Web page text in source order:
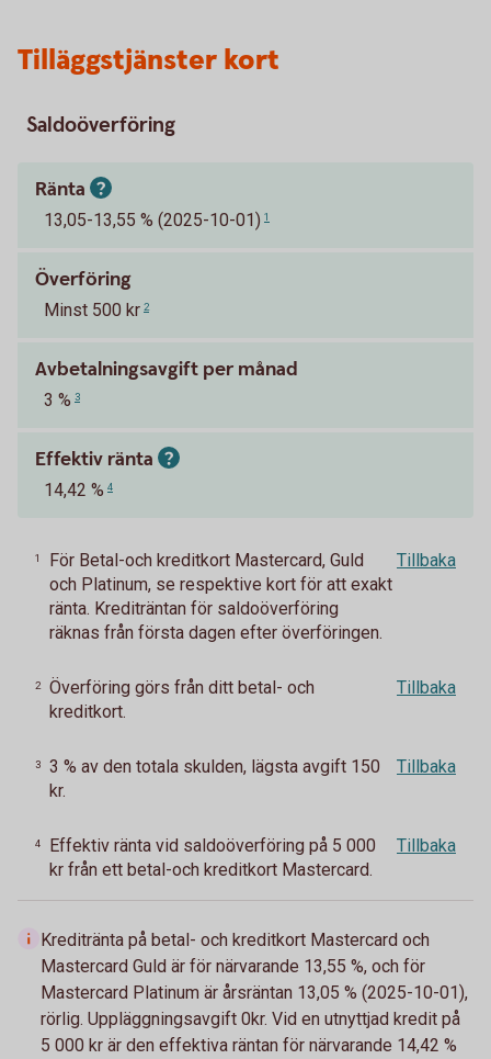
Tilläggstjänster kort
Saldoöverföring
Ränta
13,05-13,55 % (2025-10-01) 1
Överföring
Minst 500 kr 2
Avbetalningsavgift per månad
3 % 3
Effektiv ränta
14,42 % 4
1
För Betal-och kreditkort Mastercard, Guld
och Platinum, se respektive kort för att exakt
ränta. Krediträntan för saldoöverföring
räknas från första dagen efter överföringen.
Tillbaka
2
Överföring görs från ditt betal- och
kreditkort.
Tillbaka
3
3 % av den totala skulden, lägsta avgift 150
kr.
Tillbaka
4
Effektiv ränta vid saldoöverföring på 5 000
kr från ett betal-och kreditkort Mastercard.
Tillbaka
Kreditränta på betal- och kreditkort Mastercard och
Mastercard Guld är för närvarande 13,55 %, och för
Mastercard Platinum är årsräntan 13,05 % (2025-10-01),
rörlig. Uppläggningsavgift 0kr. Vid en utnyttjad kredit på
5 000 kr är den effektiva räntan för närvarande 14,42 %